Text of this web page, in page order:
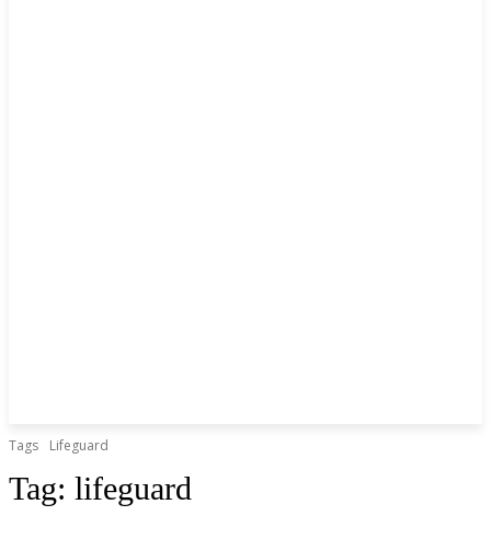
Tags Lifeguard
Tag: lifeguard